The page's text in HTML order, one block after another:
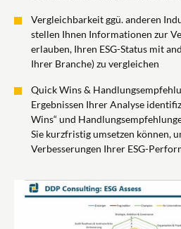
Vergleichbarkeit ggü. anderen
stellen Ihnen Informationen zur
erlauben, Ihren ESG-Status mit
Ihrer Branche) zu vergleichen
Quick Wins &
Ergebnissen Ihrer Analyse
Wins“ und
Sie kurzfristig umsetzen können,
Verbesserungen Ihrer ESG-